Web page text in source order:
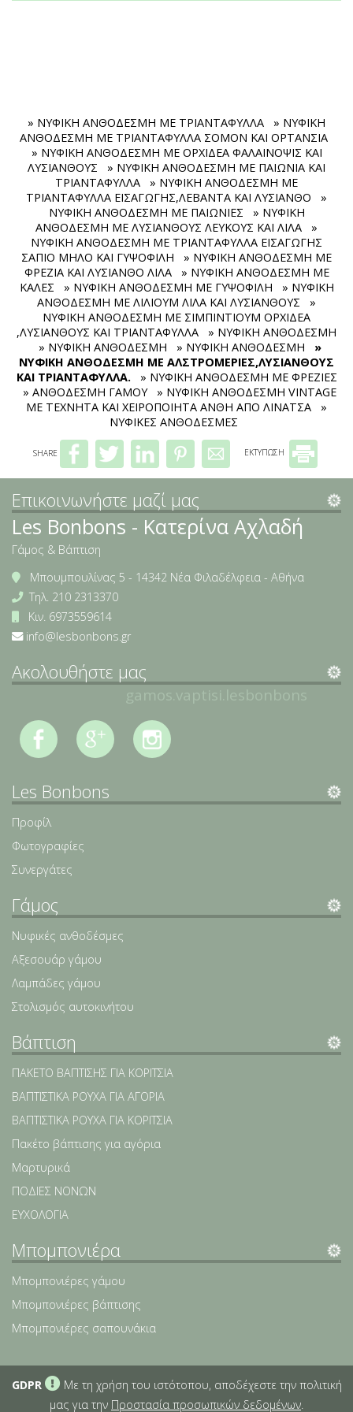
» ΝΥΦΙΚΗ ΑΝΘΟΔΕΣΜΗ ΜΕ ΤΡΙΑΝΤΑΦΥΛΛΑ
» ΝΥΦΙΚΗ
ΑΝΘΟΔΕΣΜΗ ΜΕ ΤΡΙΑΝΤΑΦΥΛΛΑ ΣΟΜΟΝ ΚΑΙ ΟΡΤΑΝΣΙΑ
» ΝΥΦΙΚΗ ΑΝΘΟΔΕΣΜΗ ΜΕ ΟΡΧΙΔΕΑ ΦΑΛΑΙΝΟΨΙΣ ΚΑΙ
ΛΥΣΙΑΝΘΟΥΣ
» ΝΥΦΙΚΗ ΑΝΘΟΔΕΣΜΗ ΜΕ ΠΑΙΩΝΙΑ ΚΑΙ
ΤΡΙΑΝΤΑΦΥΛΛΑ
» ΝΥΦΙΚΗ ΑΝΘΟΔΕΣΜΗ ΜΕ
ΤΡΙΑΝΤΑΦΥΛΛΑ ΕΙΣΑΓΩΓΗΣ,ΛΕΒΑΝΤΑ ΚΑΙ ΛΥΣΙΑΝΘΟ
»
ΝΥΦΙΚΗ ΑΝΘΟΔΕΣΜΗ ΜΕ ΠΑΙΩΝΙΕΣ
» ΝΥΦΙΚΗ
ΑΝΘΟΔΕΣΜΗ ΜΕ ΛΥΣΙΑΝΘΟΥΣ ΛΕΥΚΟΥΣ ΚΑΙ ΛΙΛΑ
»
ΝΥΦΙΚΗ ΑΝΘΟΔΕΣΜΗ ΜΕ ΤΡΙΑΝΤΑΦΥΛΛΑ ΕΙΣΑΓΩΓΗΣ
ΣΑΠΙΟ ΜΗΛΟ ΚΑΙ ΓΥΨΟΦΙΛΗ
» ΝΥΦΙΚΗ ΑΝΘΟΔΕΣΜΗ ΜΕ
ΦΡΕΖΙΑ ΚΑΙ ΛΥΣΙΑΝΘΟ ΛΙΛΑ
» ΝΥΦΙΚΗ ΑΝΘΟΔΕΣΜΗ ΜΕ
ΚΑΛΕΣ
» ΝΥΦΙΚΗ ΑΝΘΟΔΕΣΜΗ ΜΕ ΓΥΨΟΦΙΛΗ
» ΝΥΦΙΚΗ
ΑΝΘΟΔΕΣΜΗ ΜΕ ΛΙΛΙΟΥΜ ΛΙΛΑ ΚΑΙ ΛΥΣΙΑΝΘΟΥΣ
»
ΝΥΦΙΚΗ ΑΝΘΟΔΕΣΜΗ ΜΕ ΣΙΜΠΙΝΤΙΟΥΜ ΟΡΧΙΔΕΑ
,ΛΥΣΙΑΝΘΟΥΣ ΚΑΙ ΤΡΙΑΝΤΑΦΥΛΛΑ
» ΝΥΦΙΚΗ ΑΝΘΟΔΕΣΜΗ
» ΝΥΦΙΚΗ ΑΝΘΟΔΕΣΜΗ
» ΝΥΦΙΚΗ ΑΝΘΟΔΕΣΜΗ
»
ΝΥΦΙΚΗ ΑΝΘΟΔΕΣΜΗ ΜΕ ΑΛΣΤΡΟΜΕΡΙΕΣ,ΛΥΣΙΑΝΘΟΥΣ
ΚΑΙ ΤΡΙΑΝΤΑΦΥΛΛΑ.
» ΝΥΦΙΚΗ ΑΝΘΟΔΕΣΜΗ ΜΕ ΦΡΕΖΙΕΣ
» ΑΝΘΟΔΕΣΜΗ ΓΑΜΟΥ
» ΝΥΦΙΚΗ ΑΝΘΟΔΕΣΜΗ VINTAGE
ΜΕ ΤΕΧΝΗΤΑ ΚΑΙ ΧΕΙΡΟΠΟΙΗΤΑ ΑΝΘΗ ΑΠΟ ΛΙΝΑΤΣΑ
»
ΝΥΦΙΚΕΣ ΑΝΘΟΔΕΣΜΕΣ
SHARE ΕΚΤΥΠΩΣΗ
Επικοινωνήστε μαζί μας
Les Bonbons - Κατερίνα Αχλαδή
Γάμος & Βάπτιση
Μπουμπουλίνας 5 - 14342 Νέα Φιλαδέλφεια - Αθήνα
Τηλ. 210 2313370
Κιν. 6973559614
info@lesbonbons.gr
Ακολουθήστε μας
gamos.vaptisi.lesbonbons
Les Bonbons
Προφίλ
Φωτογραφίες
Συνεργάτες
Γάμος
Νυφικές ανθοδέσμες
Αξεσουάρ γάμου
Λαμπάδες γάμου
Στολισμός αυτοκινήτου
Βάπτιση
ΠΑΚΕΤΟ ΒΑΠΤΙΣΗΣ ΓΙΑ ΚΟΡΙΤΣΙΑ
ΒΑΠΤΙΣΤΙΚΑ ΡΟΥΧΑ ΓΙΑ ΑΓΟΡΙΑ
ΒΑΠΤΙΣΤΙΚΑ ΡΟΥΧΑ ΓΙΑ ΚΟΡΙΤΣΙΑ
Πακέτο βάπτισης για αγόρια
Μαρτυρικά
ΠΟΔΙΕΣ ΝΟΝΩΝ
ΕΥΧΟΛΟΓΙΑ
Μπομπονιέρα
Μπομπονιέρες γάμου
Μπομπονιέρες βάπτισης
Μπομπονιέρες σαπουνάκια
GDPR
Με τη χρήση του ιστότοπου, αποδέχεστε την πολιτική
μας για την Προστασία προσωπικών δεδομένων